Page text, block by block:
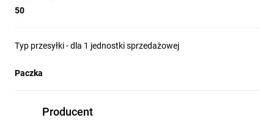
50
Typ przesyłki - dla 1 jednostki sprzedażowej
Paczka
Producent